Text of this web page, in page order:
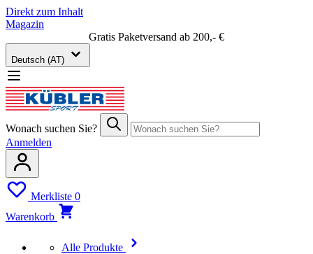
Direkt zum Inhalt
Magazin
Gratis Paketversand ab 200,- €
Deutsch (AT)
Wonach suchen Sie?
Anmelden
Merkliste 0
Warenkorb
Alle Produkte